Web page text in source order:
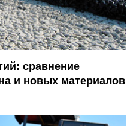
сравнение
и новых материалов